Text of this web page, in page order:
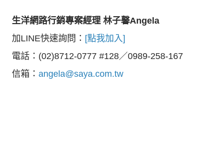
生洋網路行銷專案經理 林子馨Angela
加LINE快速詢問： [點我加入]
電話：(02)8712-0777 #128／0989-258-167
信箱： angela@saya.com.tw